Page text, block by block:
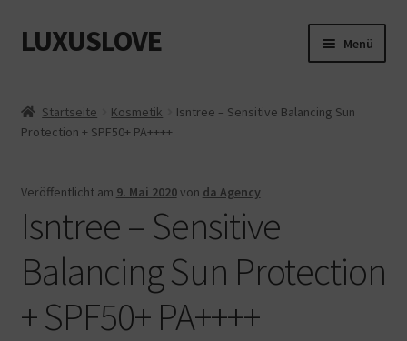
Zur
Navigation
Zum
Inhalt
LUXUSLOVE Menü
Cookie-Richtlinie (EU)
Datenschutz
Impressum
Kasse
Mein Konto
Startseite Kosmetik
Isntree – Sensitive Balancing Sun
Protection + SPF50+ PA++++
Veröffentlicht am 9. Mai 2020von da Agency
Isntree – Sensitive
Balancing Sun Protection
+ SPF50+ PA++++